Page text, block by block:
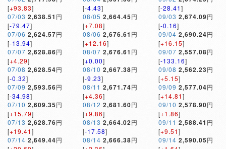
[+93.83]
07/03 2,638.51 円
[-79.47]
07/06 2,624.57円
[-13.94]
07/07 2,628.86円
[+4.29]
07/08 2,628.54円
[-0.32]
07/09 2,593.56円
[-34.98]
07/10 2,609.35円
[+15.79]
07/13 2,628.76円
[+19.41]
07/14 2,649.44円
[-4.43]
08/05 2,664.45円
[+7.08]
08/06 2,676.61 円
[+12.16]
08/07 2,676.61 円
[+0.00]
08/10 2,667.38円
[-9.23]
08/11 2,671.74円
[+4.36]
08/12 2,681.60円
[+9.86]
08/13 2,664.02円
[-17.58]
08/14 2,666.38円
[-28.41]
09/03 2,674.09円
[-0.16]
09/04 2,690.24円
[+16.15]
09/07 2,557.08円
[-133.16]
09/08 2,562.23円
[+5.15]
09/09 2,577.04円
[+14.81]
09/10 2,578.90円
[+1.86]
09/11 2,588.41 円
[+9.51]
09/14 2,590.05円